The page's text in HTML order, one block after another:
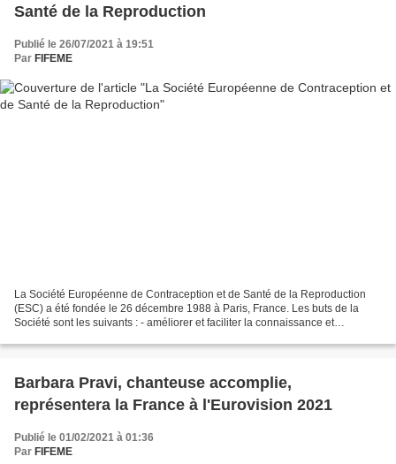
Santé de la Reproduction
Publié le 26/07/2021 à 19:51
Par FIFEME
La Société Européenne de Contraception et de Santé de la Reproduction
(ESC) a été fondée le 26 décembre 1988 à Paris, France. Les buts de la
Société sont les suivants : - améliorer et faciliter la connaissance et
Barbara Pravi, chanteuse accomplie,
représentera la France à l'Eurovision 2021
Publié le 01/02/2021 à 01:36
Par FIFEME